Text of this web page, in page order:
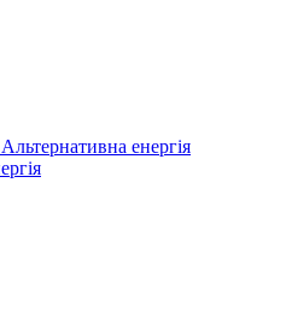
Альтернативна енергія